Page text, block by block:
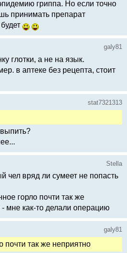
гриппа. Но если точно
принимать препарат
galy81
глотки, а не на язык.
в аптеке без рецепта, стоит
stat7321313
Stella
чел вряд ли сумеет не попасть
горло почти так же
- мне как-то делали операцию
galy81
почти так же неприятно